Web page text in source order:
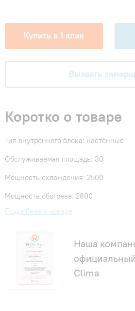
Купить в 1 клик
Вызвать
Коротко о товаре
Тип внутреннего блока: настенные
Обслуживаемая площадь: 30
Мощность охлаждения: 2500
Мощность обогрева: 2800
Подробнее о товаре
Наша
Clima